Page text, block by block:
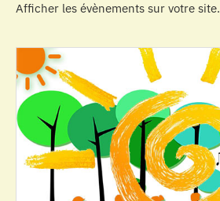
Afficher les évènements sur votre site.